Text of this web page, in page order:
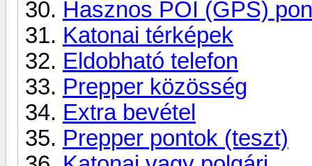
Hasznos POI (GPS)
Katonai térképek
Eldobható telefon
Prepper közösség
Extra bevétel
Prepper pontok (teszt)